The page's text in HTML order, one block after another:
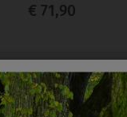
€ 71,90